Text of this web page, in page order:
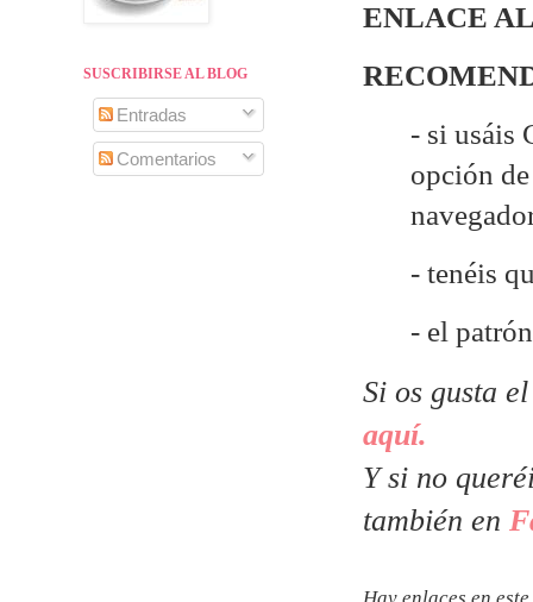
ENLACE
- si usáis
opción
- tenéis
- el
Si os gusta
aquí.
Y si no
también en
SUSCRIBIRSE AL BLOG
Entradas
Comentarios